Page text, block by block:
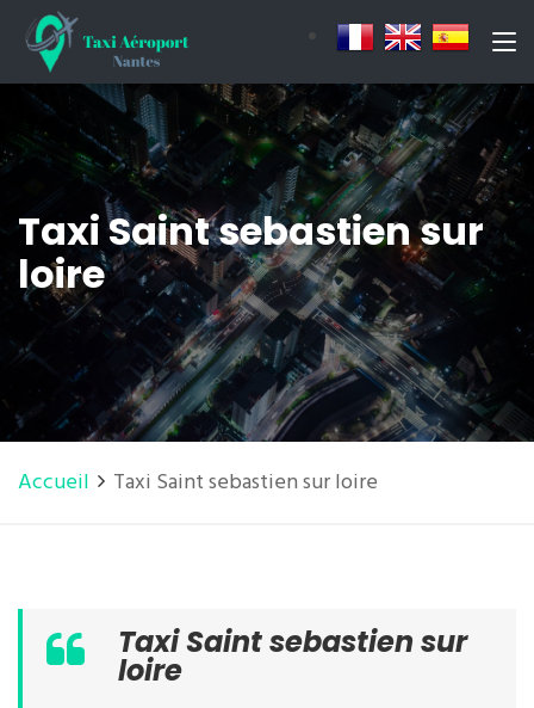
Taxi Saint sebastien sur
loire
Accueil Taxi Saint sebastien sur loire
Taxi Saint sebastien sur
loire